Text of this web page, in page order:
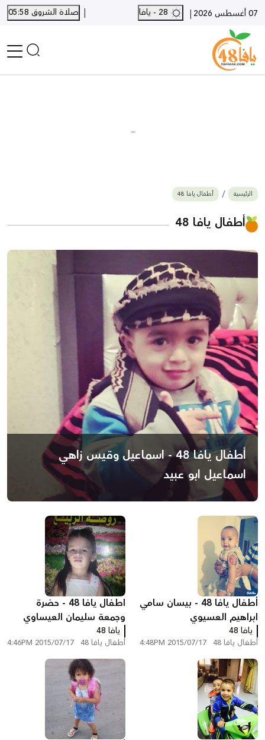
07 أغسطس 2026 |
| صلاة الشروق 05:58
بيع وشراء
أخبار القدس
وفيات
الرئيسية أطفال يافا 48
أطفال يافا 48
أطفال يافا 48 - اسماعيل وقيس زاهي
اسماعيل ابو عبيد
أطفال يافا 48 - بيسان سامي
ابراهيم العسيوي
يافا 48
أطفال يافا 48 2015/07/17 4:48PM
اطفال يافا 48 - حضرة
وجمعة سليمان العيساوي
يافا 48
أطفال يافا 48 2015/07/17 4:46PM